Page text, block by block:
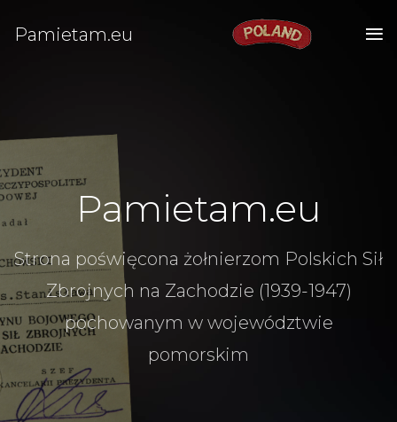
Pamietam.eu
Pamietam.eu
Strona poświęcona żołnierzom Polskich Sił
Zbrojnych na Zachodzie (1939-1947)
pochowanym w województwie
pomorskim